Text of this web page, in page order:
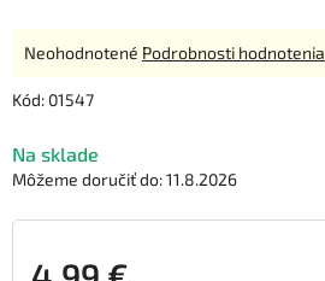
Kód: 01547
Na sklade
Môžeme doručiť do:11.8.2026
Priemerné
produktu
z
5
Neohodnotené Podrobnosti hodnotenia